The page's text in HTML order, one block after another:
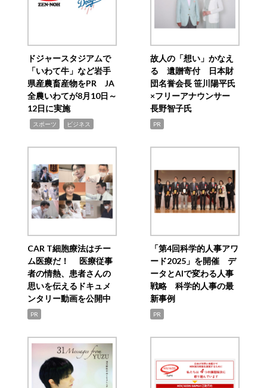
ドジャースタジアムで
「いわて牛」など岩手
県産農畜産物をPR JA
全農いわてが8月10日～
12日に実施
スポーツ ビジネス
故人の「想い」かなえ
る 遺贈寄付 日本財
団名誉会長 笹川陽平氏
×フリーアナウンサー
長野智子氏
PR
CAR T細胞療法はチー
ム医療だ！ 医療従事
者の情熱、患者さんの
思いを伝えるドキュメ
ンタリー動画を公開中
PR
「第4回科学的人事アワ
ード2025」を開催 デ
ータとAIで変わる人事
戦略 科学的人事の最
新事例
PR